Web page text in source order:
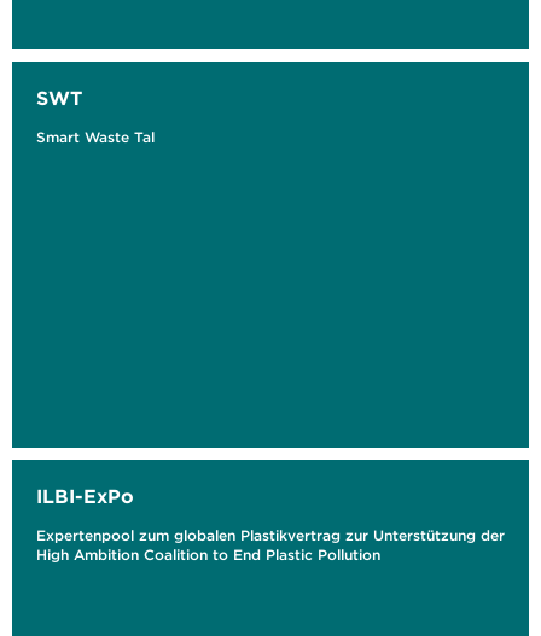
SWT
Smart Waste Tal
ILBI-ExPo
Expertenpool zum globalen Plastikvertrag zur Unterstützung der
High Ambition Coalition to End Plastic Pollution